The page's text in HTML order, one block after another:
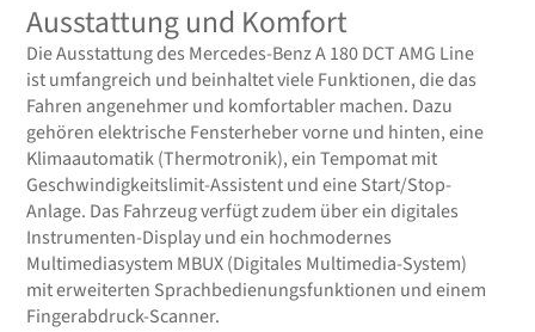
Ausstattung und Komfort
Die Ausstattung des Mercedes-Benz A 180 DCT AMG Line
ist umfangreich und beinhaltet viele Funktionen, die das
Fahren angenehmer und komfortabler machen. Dazu
gehören elektrische Fensterheber vorne und hinten, eine
Klimaautomatik (Thermotronik), ein Tempomat mit
Geschwindigkeitslimit-Assistent und eine Start/Stop-
Anlage. Das Fahrzeug verfügt zudem über ein digitales
Instrumenten-Display und ein hochmodernes
Multimediasystem MBUX (Digitales Multimedia-System)
mit erweiterten Sprachbedienungsfunktionen und einem
Fingerabdruck-Scanner.